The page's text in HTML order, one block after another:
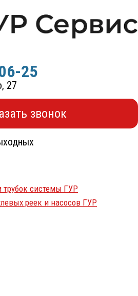
25
27
звонок
системы ГУР
реек и насосов ГУР